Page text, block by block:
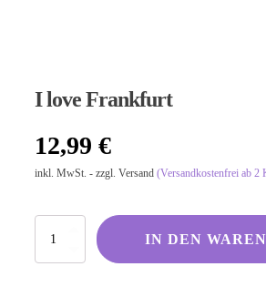
Nette Sprüche
Kölsche Sprüche
I love Frankfurt
12,99 €
inkl. MwSt. - zzgl. Versand (Versandkostenfrei ab 2
Frankfurt
IN DEN